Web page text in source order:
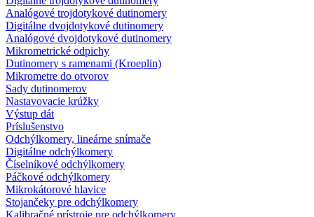
Analógové trojdotykové dutinomery
Digitálne dvojdotykové dutinomery
Analógové dvojdotykové dutinomery
Mikrometrické odpichy
Dutinomery s ramenami (Kroeplin)
Mikrometre do otvorov
Sady dutinomerov
Nastavovacie krúžky
Výstup dát
Príslušenstvo
Odchýlkomery, lineárne snímače
Digitálne odchýlkomery
Číselníkové odchýlkomery
Páčkové odchýlkomery
Mikrokátorové hlavice
Stojančeky pre odchýlkomery
Kalibračné prístroje pre odchýlkomery